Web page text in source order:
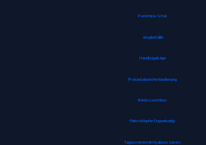
Pashmina-Schal
Jonglierbälle
Handbügelsäge
Präsentationsfernbedienung
Bento-Lunchbox
Fleischklopfer Doppelseitig
Tagescreme mit Hyaluron Serum